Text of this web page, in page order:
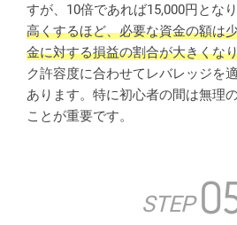
すが、10倍であれば15,000円とな
高くするほど、必要な資金の額は
金に対する損益の割合が大きくな
ク許容度に合わせてレバレッジを
あります。特に初心者の間は無理
ことが重要です。
STEP